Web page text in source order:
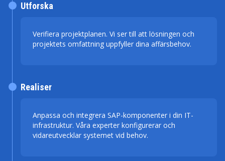
Verifiera projektplanen. Vi ser till att lösningen och
projektets omfattning uppfyller dina affärsbehov.
Utforska
Anpassa och integrera SAP-komponenter i din IT-
infrastruktur. Våra experter konfigurerar och
vidareutvecklar systemet vid behov.
Realiser